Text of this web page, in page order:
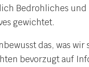
Bedrohliches und
gewichtet.
das, was wir
bevorzugt auf